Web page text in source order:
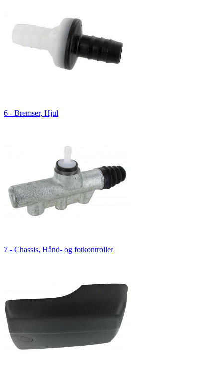
6 - Bremser, Hjul
7 - Chassis, Hånd- og fotkontroller